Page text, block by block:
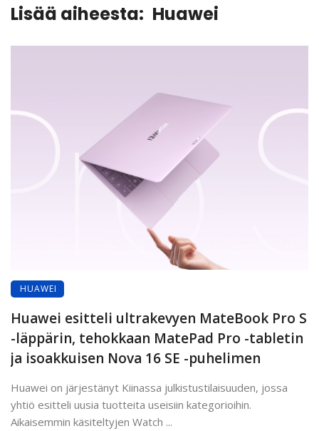
Lisää aiheesta: Huawei
HUAWEI
Huawei esitteli ultrakevyen MateBook Pro S
-läppärin, tehokkaan MatePad Pro -tabletin
ja isoakkuisen Nova 16 SE -puhelimen
Huawei on järjestänyt Kiinassa julkistustilaisuuden, jossa
yhtiö esitteli uusia tuotteita useisiin kategorioihin.
Aikaisemmin käsiteltyjen Watch ...